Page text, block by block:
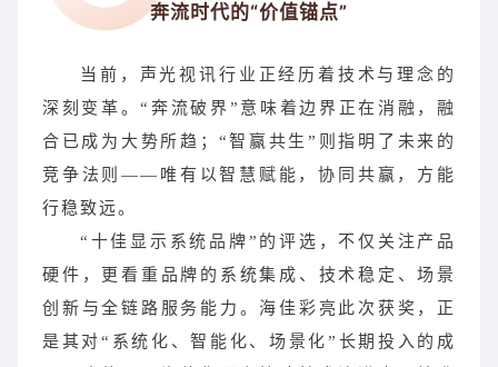
奔流时代的“价值锚点”
当前，声光视讯行业正经历着技术与理念的
深刻变革。“奔流破界”意味着边界正在消融，融
合已成为大势所趋；“智赢共生”则指明了未来的
竞争法则——唯有以智慧赋能，协同共赢，方能
行稳致远。
“十佳显示系统品牌”的评选，不仅关注产品
硬件，更看重品牌的系统集成、技术稳定、场景
创新与全链路服务能力。海佳彩亮此次获奖，正
是其对“系统化、智能化、场景化”长期投入的成